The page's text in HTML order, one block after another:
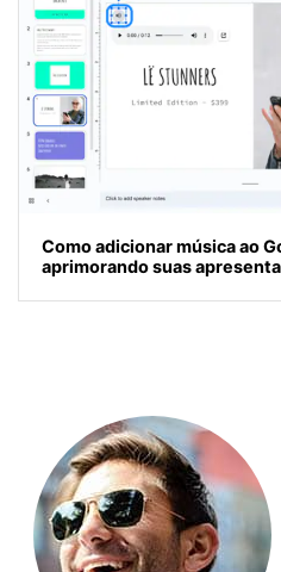
Como adicionar música ao
aprimorando suas